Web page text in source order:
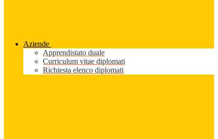
Aziende
Apprendistato duale
Curriculum vitae diplomati
Richiesta elenco diplomati